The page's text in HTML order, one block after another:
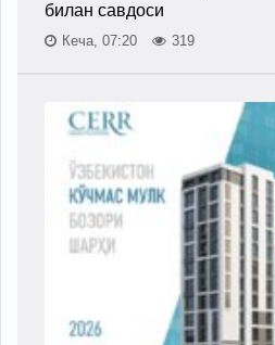
билан савдоси
Кеча, 07:20 319